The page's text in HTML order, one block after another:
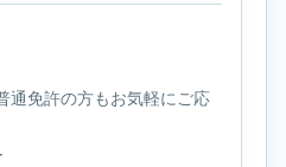
通免許の方もお気軽にご応